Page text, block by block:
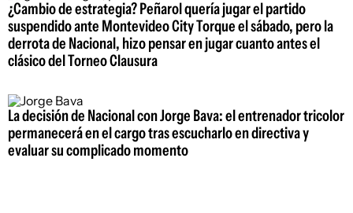
¿Cambio de estrategia? Peñarol quería jugar el partido
suspendido ante Montevideo City Torque el sábado, pero la
derrota de Nacional, hizo pensar en jugar cuanto antes el
clásico del Torneo Clausura
La decisión de Nacional con Jorge Bava: el entrenador tricolor
permanecerá en el cargo tras escucharlo en directiva y
evaluar su complicado momento